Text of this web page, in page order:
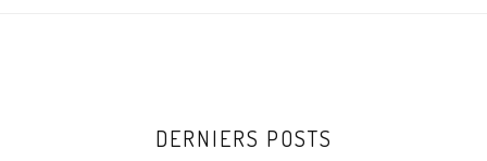
DERNIERS POSTS